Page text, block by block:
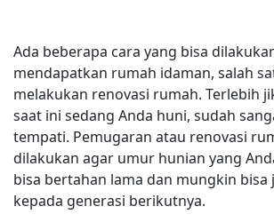
Ada beberapa cara yang bisa
mendapatkan rumah idaman, salah
melakukan renovasi rumah. Terlebih
saat ini sedang Anda huni, sudah
tempati. Pemugaran atau renovasi
dilakukan agar umur hunian yang
bisa bertahan lama dan mungkin bisa
kepada generasi berikutnya.